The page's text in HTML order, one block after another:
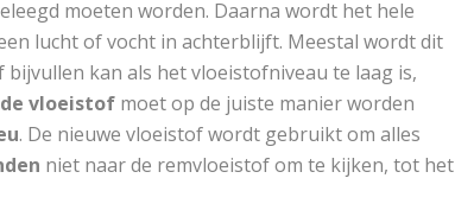
moeten worden. Daarna wordt het hele
lucht of vocht in achterblijft. Meestal wordt dit
bijvullen kan als het vloeistofniveau te laag is,
vloeistof moet op de juiste manier worden
. De nieuwe vloeistof wordt gebruikt om alles
niet naar de remvloeistof om te kijken, tot het